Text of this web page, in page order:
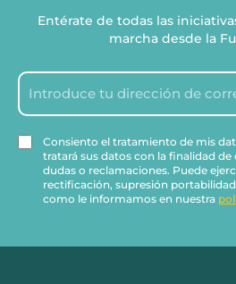
Entérate de todas las
marcha desde la
Consiento el tratamiento de mis
tratará sus datos con la finalidad
dudas o reclamaciones. Puede
rectificación, supresión
como le informamos en nuestra